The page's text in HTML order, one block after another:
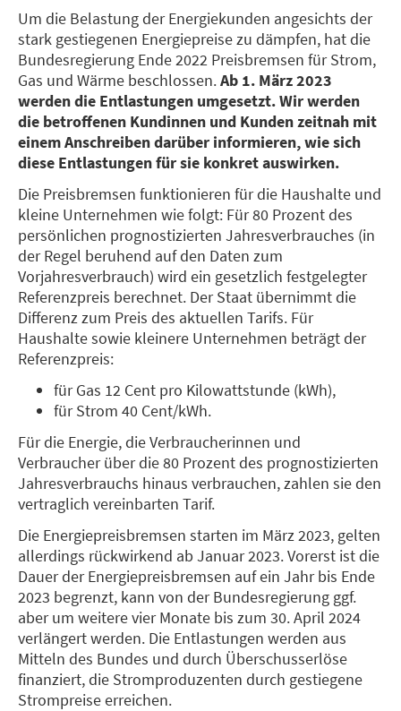
Um die Belastung der Energiekunden angesichts der
stark gestiegenen Energiepreise zu dämpfen, hat die
Bundesregierung Ende 2022 Preisbremsen für Strom,
Gas und Wärme beschlossen.Ab 1. März 2023
werden die Entlastungen umgesetzt. Wir werden
die betroffenen Kundinnen und Kunden zeitnah mit
einem Anschreiben darüber informieren, wie sich
diese Entlastungen für sie konkret auswirken.
Die Preisbremsen funktionieren für die Haushalte und
kleine Unternehmen wie folgt: Für 80 Prozent des
persönlichen prognostizierten Jahresverbrauches (in
der Regel beruhend auf den Daten zum
Vorjahresverbrauch) wird ein gesetzlich festgelegter
Referenzpreis berechnet. Der Staat übernimmt die
Differenz zum Preis des aktuellen Tarifs. Für
Haushalte sowie kleinere Unternehmen beträgt der
Referenzpreis:
für Gas 12 Cent pro Kilowattstunde (kWh),
für Strom 40 Cent/kWh.
Für die Energie, die Verbraucherinnen und
Verbraucher über die 80 Prozent des prognostizierten
Jahresverbrauchs hinaus verbrauchen, zahlen sie den
vertraglich vereinbarten Tarif.
Die Energiepreisbremsen starten im März 2023, gelten
allerdings rückwirkend ab Januar 2023. Vorerst ist die
Dauer der Energiepreisbremsen auf ein Jahr bis Ende
2023 begrenzt, kann von der Bundesregierung ggf.
aber um weitere vier Monate bis zum 30. April 2024
verlängert werden. Die Entlastungen werden aus
Mitteln des Bundes und durch Überschusserlöse
finanziert, die Stromproduzenten durch gestiegene
Strompreise erreichen.